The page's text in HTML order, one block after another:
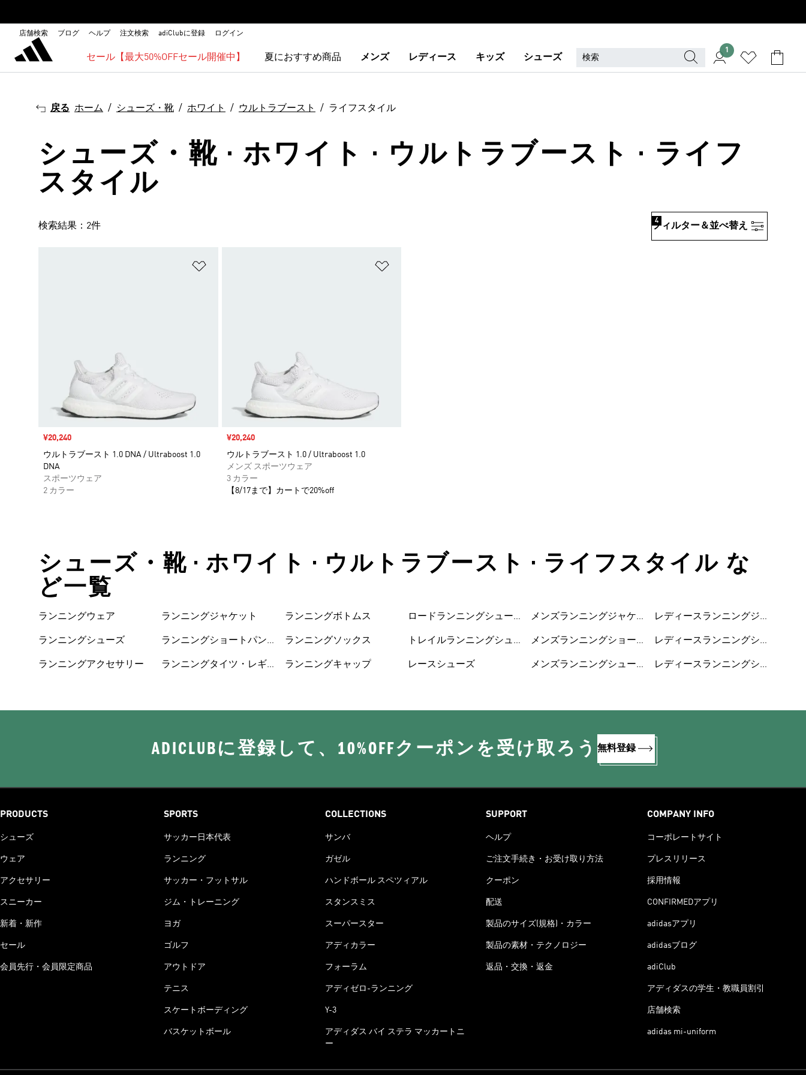
店舗検索 ブログ ヘルプ 注文検索 adiClubに登録 ログイン
セール【最大50%OFFセール開催中】 夏におすすめ商品 メンズ レディース キッズ シューズ
1
戻る ホーム シューズ・靴 ホワイト ウルトラブースト ライフスタイル
シューズ・靴 · ホワイト · ウルトラブースト · ライフ
スタイル
検索結果：2件 フィルター＆並べ替え
4
セール価格
¥20,240
ウルトラブースト 1.0 DNA / Ultraboost 1.0
DNA
スポーツウェア
2 カラー
セール価格
¥20,240
ウルトラブースト 1.0 / Ultraboost 1.0
メンズ スポーツウェア
3 カラー
【8/17まで】カートで20%off
シューズ・靴 • ホワイト • ウルトラブースト • ライフスタイル な
ど一覧
ランニングウェア
ランニングシューズ
ランニングアクセサリー
ランニングジャケット
ランニングショートパン
ランニングタイツ・レギ
ランニングボトムス
ランニングソックス
ランニングキャップ
ロードランニングシュー
トレイルランニングシュ
レースシューズ
メンズランニングジャケ
メンズランニングショー
メンズランニングシュー
レディースランニングジ
レディースランニングシ
レディースランニングシ
ADICLUBに登録して、10%OFFクーポンを受け取ろう 無料登録
PRODUCTS
シューズ
ウェア
アクセサリー
スニーカー
新着・新作
セール
会員先行・会員限定商品
SPORTS
サッカー日本代表
ランニング
サッカー・フットサル
ジム・トレーニング
ヨガ
ゴルフ
アウトドア
テニス
スケートボーディング
バスケットボール
COLLECTIONS
サンバ
ガゼル
ハンドボール スペツィアル
スタンスミス
スーパースター
アディカラー
フォーラム
アディゼロ-ランニング
Y-3
アディダス バイ ステラ マッカートニ
ー
SUPPORT
ヘルプ
ご注文手続き・お受け取り方法
クーポン
配送
製品のサイズ(規格)・カラー
製品の素材・テクノロジー
返品・交換・返金
COMPANY INFO
コーポレートサイト
プレスリリース
採用情報
CONFIRMEDアプリ
adidasアプリ
adidasブログ
adiClub
アディダスの学生・教職員割引
店舗検索
adidas mi-uniform